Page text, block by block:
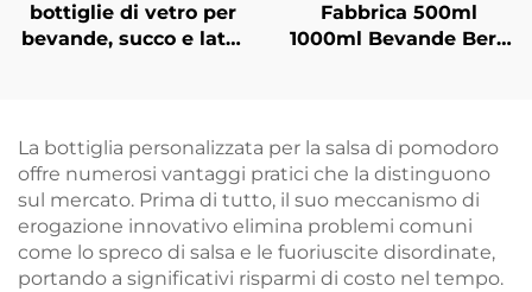
bottiglie di vetro per
bevande, succo e latte
Fabbrica 500ml
1000ml Bevande Bere
La bottiglia personalizzata per la salsa di pomodoro
offre numerosi vantaggi pratici che la distinguono
sul mercato. Prima di tutto, il suo meccanismo di
erogazione innovativo elimina problemi comuni
come lo spreco di salsa e le fuoriuscite disordinate,
portando a significativi risparmi di costo nel tempo.